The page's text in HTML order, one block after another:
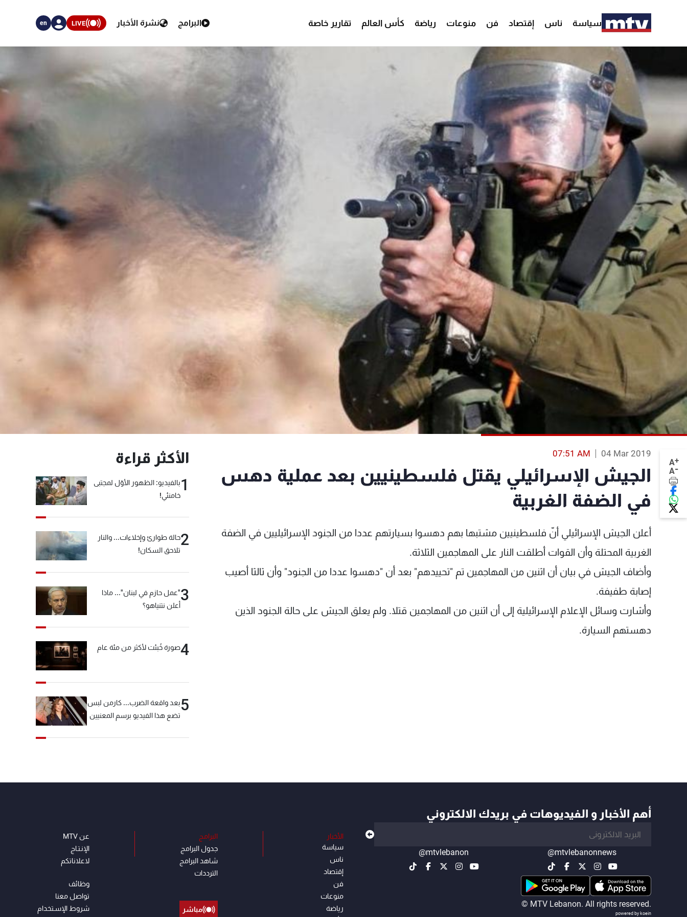
سياسة ناس إقتصاد فن منوعات رياضة كأس العالم تقارير خاصة البرامج نشرة الأخبار LIVE
en
A+
A-
04 Mar 2019
07:51 AM
الجيش الإسرائيلي يقتل فلسطينيين بعد عملية دهس
في الضفة الغربية
أعلن الجيش الإسرائيلي أنّ فلسطينيين مشتبها بهم دهسوا بسيارتهم عددا من الجنود الإسرائيليين في الضفة
الغربية المحتلة وأن القوات أطلقت النار على المهاجمين الثلاثة.
وأضاف الجيش في بيان أن اثنين من المهاجمين تم "تحييدهم" بعد أن "دهسوا عددا من الجنود" وأن ثالثا أصيب
إصابة طفيفة.
وأشارت وسائل الإعلام الإسرائيلية إلى أن اثنين من المهاجمين قتلا. ولم يعلق الجيش على حالة الجنود الذين
دهستهم السيارة.
الأكثر قراءة
1بالفيديو: الظهور الأوّل لمجتبى
خامنئي!
2حالة طوارئ وإخلاءات... والنار
تلاحق السكان!
3"عمل حازم في لبنان"... ماذا
أعلن نتنياهو؟
4صورة خُبئت لأكثر من مئة عام
5بعد واقعة الضرب... كارمن لبس
تضع هذا الفيديو برسم المعنيين
أهم الأخبار و الفيديوهات في بريدك الالكتروني
@mtvlebanonnews
@mtvlebanon
© MTV Lebanon. All rights reserved.
powered by koein
الأخبار
سياسة
ناس
إقتصاد
فن
منوعات
رياضة
البرامج
جدول البرامج
شاهد البرامج
الترددات
مباشر
عن MTV
الإنـتـاج
لاعلاناتكم
وظائف
تواصل معنا
شروط الإسـتخدام